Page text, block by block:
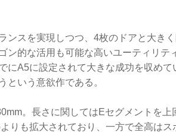
ンスを実現しつつ、4枚のドアと大き
ン的な活用も可能な高いユーティリテ
にA5に設定されて大きな成功を収めて
という意欲作である。
。長さに関してはEセグメントを上
りも拡大されており、一方で全高はス